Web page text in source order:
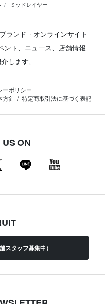
ミッドレイヤー
ランド・オンラインサイト
ント、ニュース、店舗情報
します。
ーポリシー
方針
特定商取引法に基づく表記
ON
スタッフ募集中）